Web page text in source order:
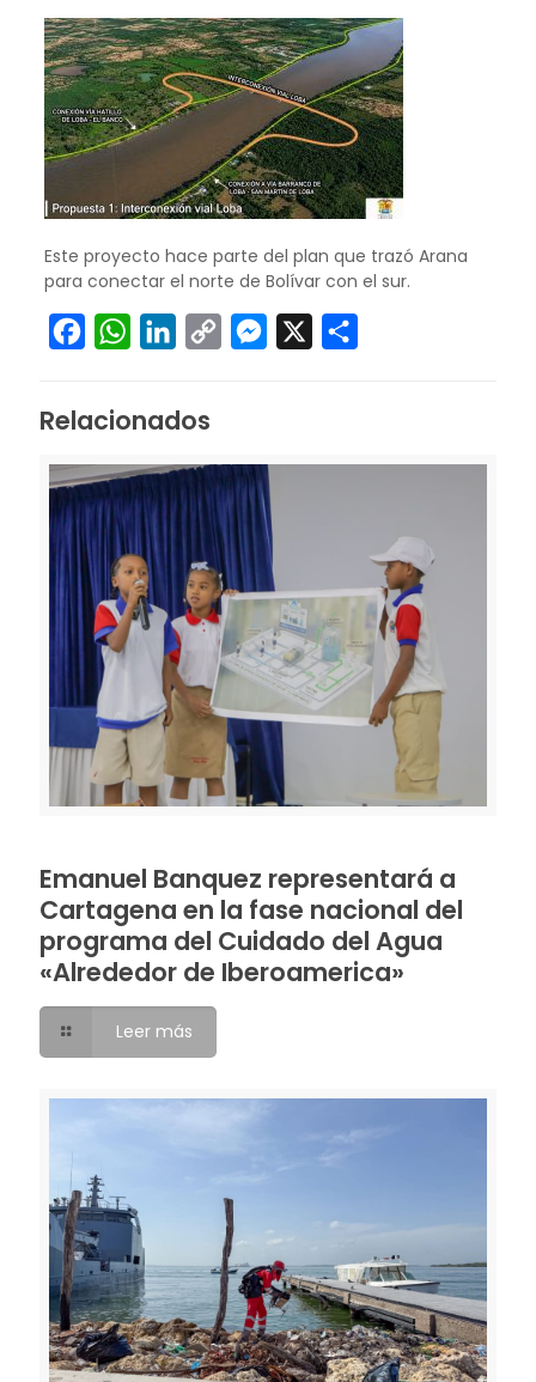
Este proyecto hace parte del plan que trazó Arana
para conectar el norte de Bolívar con el sur.
FacebookWhatsAppLinkedIn
Copy
Messenger
Relacionados
Emanuel Banquez representará a
Cartagena en la fase nacional del
programa del Cuidado del Agua
«Alrededor de Iberoamerica»
Leer más